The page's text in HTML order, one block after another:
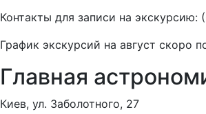
Контакты для записи на
График экскурсий на август скоро
Главная
Киев, ул. Заболотного, 27